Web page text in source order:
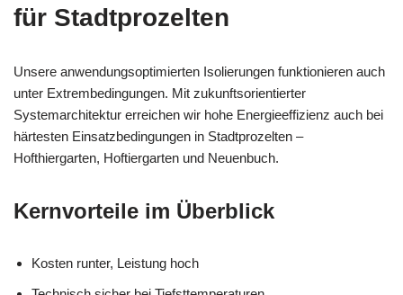
für Stadtprozelten
Unsere anwendungsoptimierten Isolierungen funktionieren auch
unter Extrembedingungen. Mit zukunftsorientierter
Systemarchitektur erreichen wir hohe Energieeffizienz auch bei
härtesten Einsatzbedingungen in Stadtprozelten –
Hofthiergarten, Hoftiergarten und Neuenbuch.
Kernvorteile im Überblick
Kosten runter, Leistung hoch